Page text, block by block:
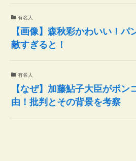
有名人
【画像】森秋彩かわいい！パ
敵すぎると！
有名人
【なぜ】加藤鮎子大臣がポン
由！批判とその背景を考察